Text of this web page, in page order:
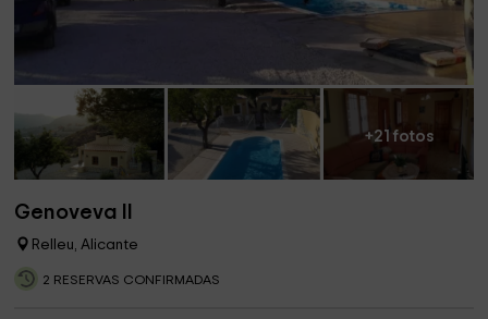
+21 fotos
Genoveva II
Relleu, Alicante
2 RESERVAS CONFIRMADAS